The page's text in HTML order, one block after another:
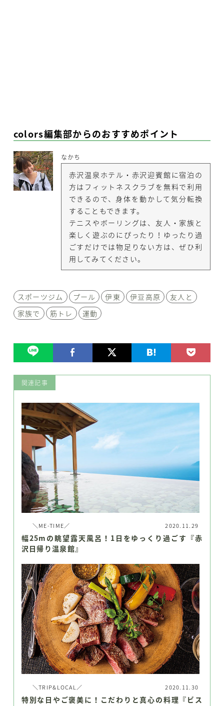
colors編集部からのおすすめポイント
なかち
赤沢温泉ホテル・赤沢迎賓館に宿泊の
方はフィットネスクラブを無料で利用
できるので、身体を動かして気分転換
することもできます。
テニスやボーリングは、友人・家族と
楽しく遊ぶのにぴったり！ゆったり過
ごすだけでは物足りない方は、ぜひ利
用してみてください。
スポーツジム プール 伊東 伊豆高原
友人と
家族で
筋トレ 運動
関連記事
＼ME-TIME／ 2020.11.29
幅25mの眺望露天風呂！1日をゆっくり過ごす『赤
沢日帰り温泉館』
＼TRIP&LOCAL／ 2020.11.30
特別な日やご褒美に！こだわりと真心の料理『ビス